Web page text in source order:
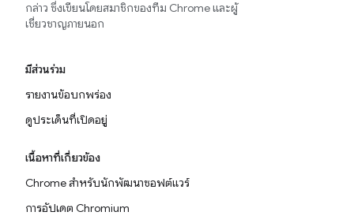
กล่าว ซึ่งเขียนโดยสมาชิกของทีม Chrome และผู้
เชี่ยวชาญภายนอก
มีส่วนร่วม
รายงานข้อบกพร่อง
ดูประเด็นที่เปิดอยู่
เนื้อหาที่เกี่ยวข้อง
Chrome สำหรับนักพัฒนาซอฟต์แวร์
การอัปเดต Chromium